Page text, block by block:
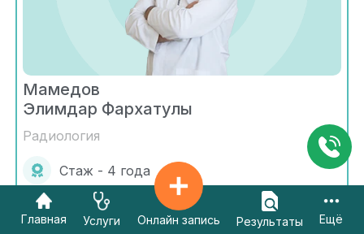
Мамедов
Элимдар Фархатулы
Радиология
Стаж - 4 года
Караганда
Главная Услуги Онлайн запись Результаты Ещё